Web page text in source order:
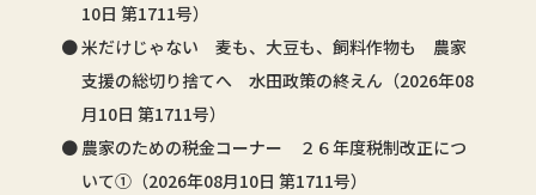
10日 第1711号）
米だけじゃない 麦も、大豆も、飼料作物も 農家
支援の総切り捨てへ 水田政策の終えん（2026年08
月10日 第1711号）
農家のための税金コーナー ２６年度税制改正につ
いて①（2026年08月10日 第1711号）